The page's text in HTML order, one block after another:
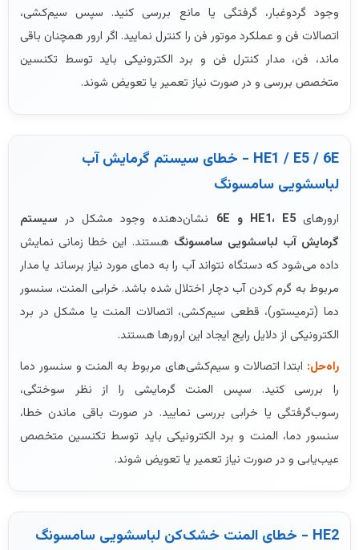
وجود گردوغبار، گرفتگی یا مانع بررسی کنید. سپس سیم‌کشی،
اتصالات فن و عملکرد موتور فن را کنترل نمایید. اگر ارور همچنان باقی
ماند، فن، مدار کنترل فن و برد الکترونیکی باید توسط تکنسین
متخصص بررسی و در صورت نیاز تعمیر یا تعویض شوند.
HE1 / E5 / 6E - خطای سیستم گرمایش آب
لباسشویی سامسونگ
ارورهایHE1، E5 و 6E نشان‌دهنده وجود مشکل در سیستم
گرمایش آب لباسشویی سامسونگ هستند. این خطا زمانی نمایش
داده می‌شود که دستگاه نتواند آب را به دمای مورد نیاز برساند یا مدار
مربوط به گرم کردن آب دچار اختلال شده باشد. خرابی المنت، سنسور
دما (ترمیستور)، قطعی سیم‌کشی، اتصالات المنت یا مشکل در برد
الکترونیکی از دلایل رایج ایجاد این ارورها هستند.
راه‌حل: ابتدا اتصالات و سیم‌کشی‌های مربوط به المنت و سنسور دما
را بررسی کنید. سپس المنت گرمایشی را از نظر سوختگی،
رسوب‌گرفتگی یا خرابی بررسی نمایید. در صورت باقی ماندن خطا،
سنسور دما، المنت و برد الکترونیکی باید توسط تکنسین متخصص
عیب‌یابی و در صورت نیاز تعمیر یا تعویض شوند.
HE2 - خطای المنت خشک‌کن لباسشویی سامسونگ